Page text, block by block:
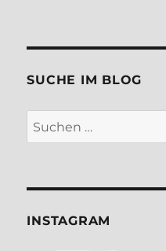
SUCHE IM BLOG
Suchen
nach:
INSTA­GRAM